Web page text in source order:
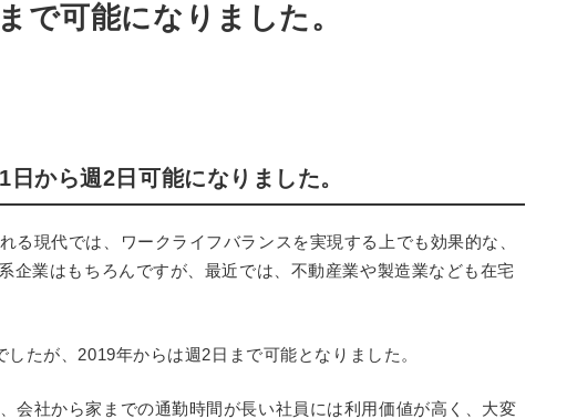
で可能になりました。
から週2日可能になりました。
る現代では、ワークライフバランスを実現する上でも効果的な、
企業はもちろんですが、最近では、不動産業や製造業なども在宅
たが、2019年からは週2日まで可能となりました。
会社から家までの通勤時間が長い社員には利用価値が高く、大変